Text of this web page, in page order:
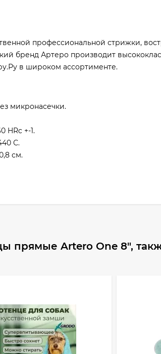
профессиональной стрижки,
бренд Артеро производит
в широком ассортименте.
микронасечки.
HRc +-1.
С.
см.
прямые Artero One 8",